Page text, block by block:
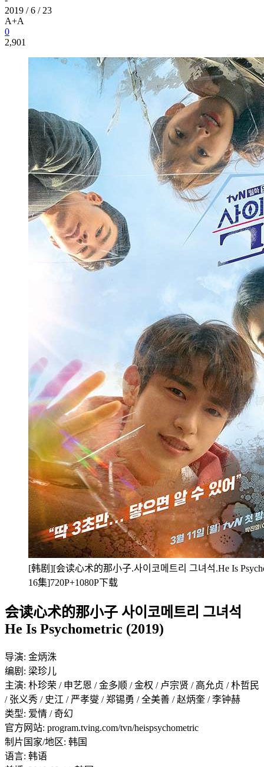
2019 / 6 / 23
A+A
0
2,901
[韩剧][会读心术的那小子.사이코메트리 그녀석.He Is
16集]720P+1080P下载
会读心术的那小子 사이코메트리 그녀석
He Is Psychometric (2019)
导演: 金炳洙
编剧: 梁珍儿
主演: 朴珍荣 / 申艺恩 / 金多顺 / 金权 / 卢宗贤 / 高允贞 / 朴哲民
/ 张义秀 / 史江 / 严孝燮 / 郑锡勇 / 全美善 / 赵炳奎 / 李钟赫
类型: 爱情 / 奇幻
官方网站: program.tving.com/tvn/heispsychometric
制片国家/地区: 韩国
语言: 韩语